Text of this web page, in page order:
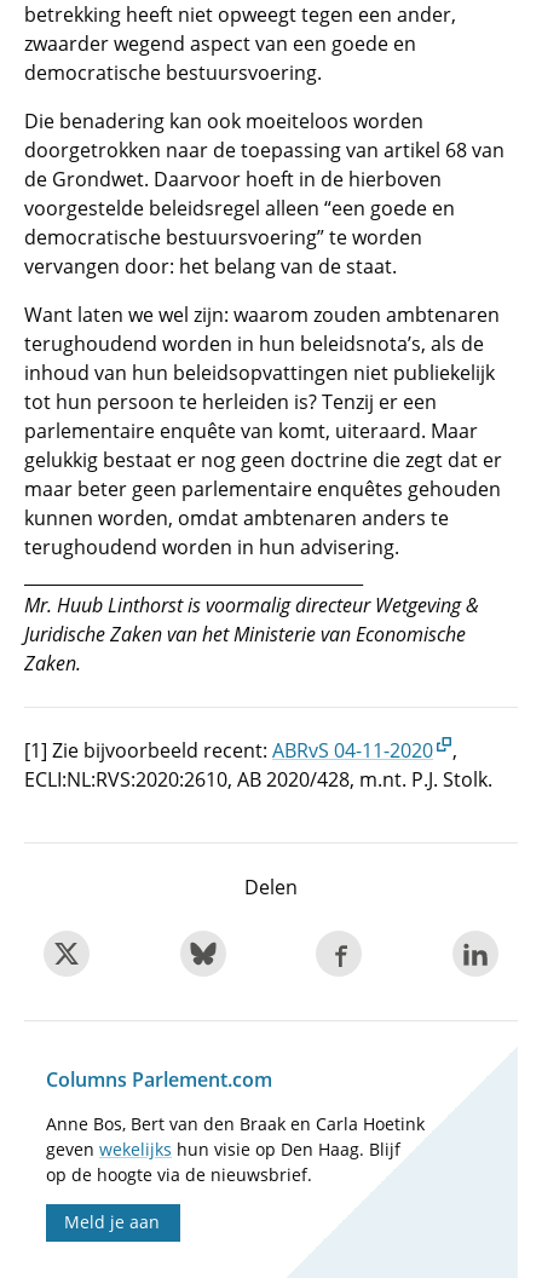
betrekking heeft niet opweegt tegen een ander,
zwaarder wegend aspect van een goede en
democratische bestuursvoering.
Die benadering kan ook moeiteloos worden
doorgetrokken naar de toepassing van artikel 68 van
de Grondwet. Daarvoor hoeft in de hierboven
voorgestelde beleidsregel alleen “een goede en
democratische bestuursvoering” te worden
vervangen door: het belang van de staat.
Want laten we wel zijn: waarom zouden ambtenaren
terughoudend worden in hun beleidsnota’s, als de
inhoud van hun beleidsopvattingen niet publiekelijk
tot hun persoon te herleiden is? Tenzij er een
parlementaire enquête van komt, uiteraard. Maar
gelukkig bestaat er nog geen doctrine die zegt dat er
maar beter geen parlementaire enquêtes gehouden
kunnen worden, omdat ambtenaren anders te
terughoudend worden in hun advisering.
Mr. Huub Linthorst is voormalig directeur Wetgeving &
Juridische Zaken van het Ministerie van Economische
Zaken.
[1] Zie bijvoorbeeld recent: ABRvS 04-11-2020
,
ECLI:NL:RVS:2020:2610, AB 2020/428, m.nt. P.J. Stolk.
Delen
Columns Parlement.com
Anne Bos, Bert van den Braak en Carla Hoetink
geven wekelijks hun visie op Den Haag. Blijf
op de hoogte via de nieuwsbrief.
Meld je aan